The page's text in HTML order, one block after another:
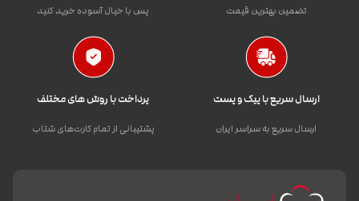
تضمین بهترین قیمت پس با خیال آسوده خرید کنید
ارسال سریع با پیک و پست
ارسال سریع به سراسر ایران
پرداخت با روش های مختلف
پشتیبانی از تمام کارت‌های شتاب